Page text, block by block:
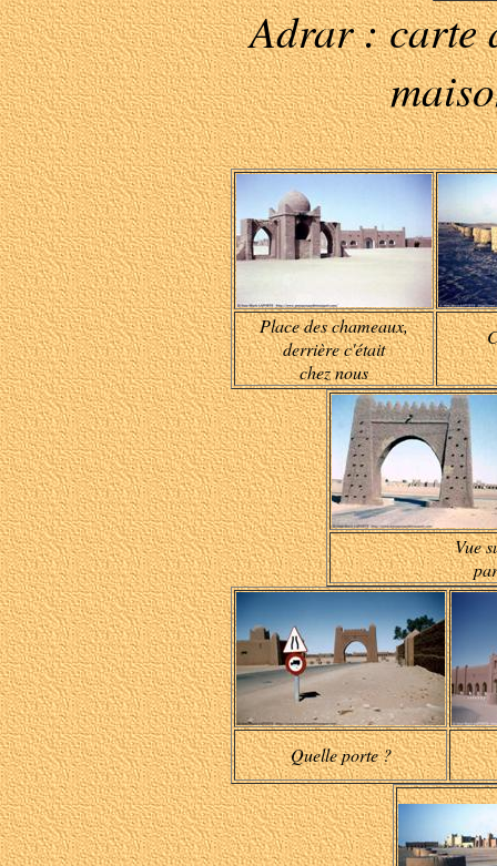
Adrar : carte
Place des chameaux,
derrière c'était
chez nous
Vue
Quelle porte ?